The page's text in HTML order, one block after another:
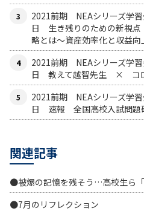
2021前期 NEAシリーズ学
日 生き残りのための新視点
略とは〜資産効率化と収益向
2021前期 NEAシリーズ学
日 教えて越智先生 × コロ
2021前期 NEAシリーズ学
日 速報 全国高校入試問題
関連記事
●被爆の記憶を残そう…高校生ら
●7月のリフレクション